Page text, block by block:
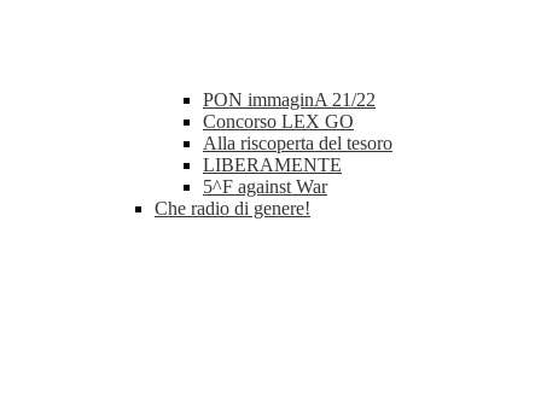
PON immaginA 21/22
Concorso LEX GO
Alla riscoperta del tesoro
LIBERAMENTE
5^F against War
Che radio di genere!